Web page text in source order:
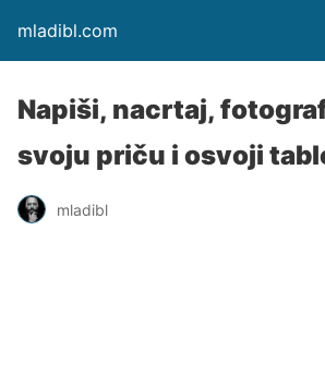
mladibl.com
Napiši, nacrtaj,
svoju priču i osvoji
mladibl